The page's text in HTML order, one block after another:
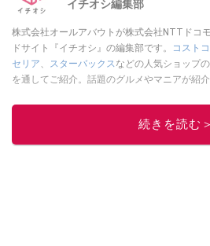
イチオシ編集部
株式会社オールアバウトが株式会社NTTドコ
ドサイト『イチオシ』の編集部です。
コストコ
セリア
スターバックス などの人気ショップ
を通してご紹介。話題のグルメやマニアが紹
レビューしています。毎日トレンド情報をお
してください！続きを読む＞